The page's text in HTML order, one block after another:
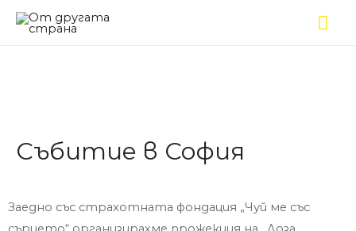
Събитие в София
Заедно със страхотната фондация „Чуй ме със